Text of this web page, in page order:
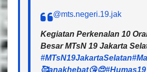
@mts.negeri.19.jak
Kegiatan Perkenalan 10
Besar MTsN 19 Jakarta
#MTsN19JakartaSelatan
🥰anakhebat😘😍#Humas19